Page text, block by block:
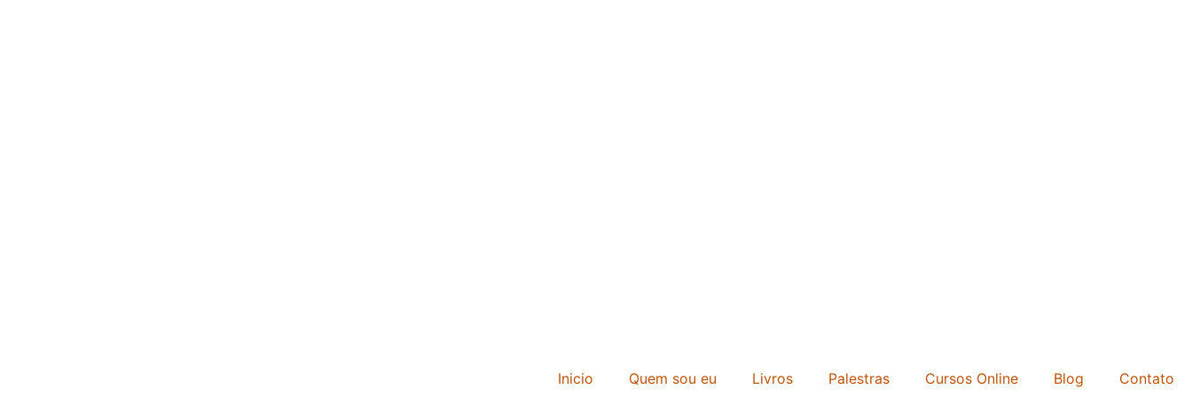
Inicio Quem sou eu Livros Palestras Cursos Online Blog Contato